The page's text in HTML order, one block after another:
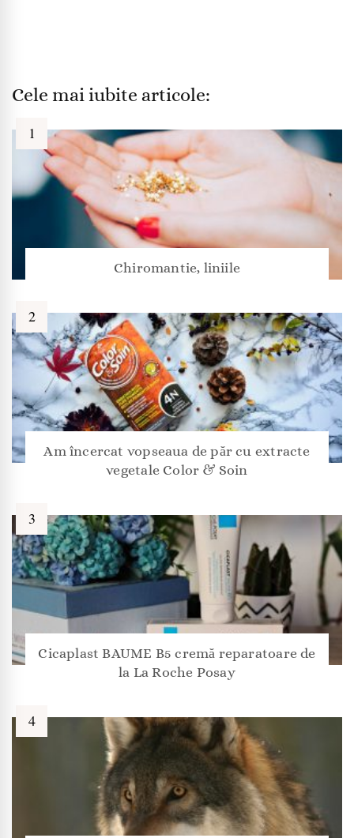
Cele mai iubite articole:
Chiromantie, liniile
Am încercat vopseaua de păr cu extracte
vegetale Color & Soin
Cicaplast BAUME B5 cremă reparatoare de
la La Roche Posay